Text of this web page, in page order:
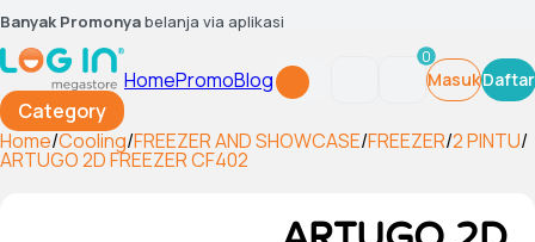
Banyak Promonyabelanja via aplikasi
Category
HomePromoBlog
0
MasukDaftar
Home/Cooling/FREEZER AND SHOWCASE/FREEZER/2 PINTU/
ARTUGO 2D FREEZER CF402